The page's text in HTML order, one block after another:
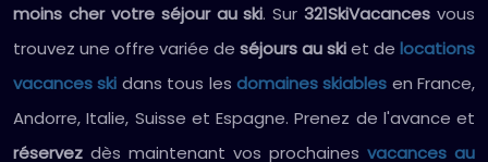
moins cher votre séjour au ski. Sur321SkiVacances vous
trouvez une offre variée de séjours au skiet de locations
vacances ski dans tous les domaines skiables en France,
Andorre, Italie, Suisse et Espagne. Prenez de l'avance et
réservez dès maintenant vos prochaines vacances au